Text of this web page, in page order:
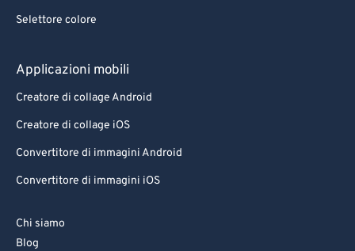
Selettore colore
Applicazioni mobili
Creatore di collage Android
Creatore di collage iOS
Convertitore di immagini Android
Convertitore di immagini iOS
Chi siamo
Blog